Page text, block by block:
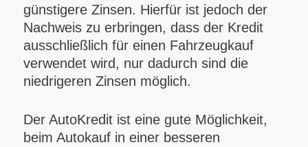
günstigere Zinsen. Hierfür ist jedoch der
Nachweis zu erbringen, dass der Kredit
ausschließlich für einen Fahrzeugkauf
verwendet wird, nur dadurch sind die
niedrigeren Zinsen möglich.
Der AutoKredit ist eine gute Möglichkeit,
beim Autokauf in einer besseren